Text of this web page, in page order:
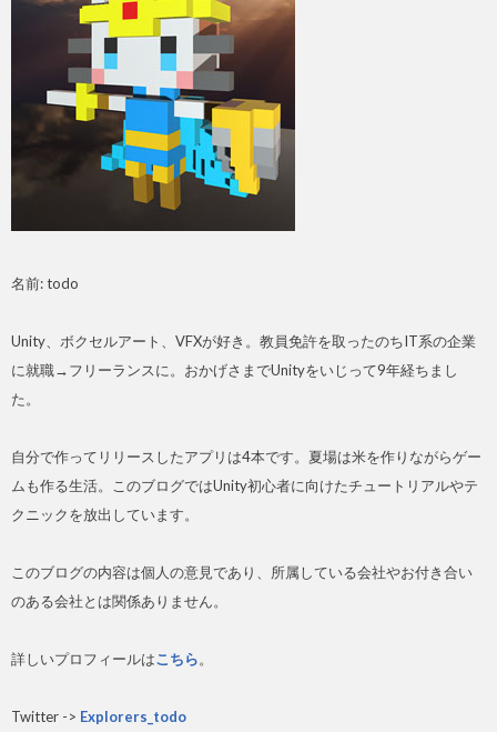
名前: todo
Unity、ボクセルアート、VFXが好き。教員免許を取ったのちIT系の企業
に就職→フリーランスに。おかげさまでUnityをいじって9年経ちまし
た。
自分で作ってリリースしたアプリは4本です。夏場は米を作りながらゲー
ムも作る生活。このブログではUnity初心者に向けたチュートリアルやテ
クニックを放出しています。
このブログの内容は個人の意見であり、所属している会社やお付き合い
のある会社とは関係ありません。
詳しいプロフィールはこちら。
Twitter -> Explorers_todo